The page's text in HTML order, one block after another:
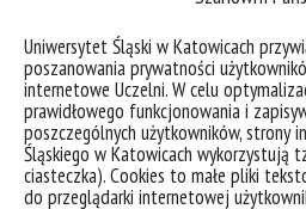
Uniwersytet Śląski w Katowicach
poszanowania prywatności
internetowe Uczelni. W celu
prawidłowego funkcjonowania i
poszczególnych użytkowników, strony
Śląskiego w Katowicach wykorzystują
ciasteczka). Cookies to małe pliki
do przeglądarki internetowej